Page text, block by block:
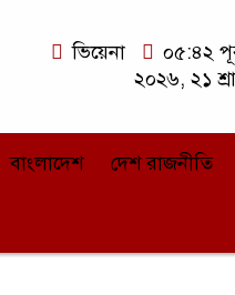
ভিয়েনা
০৫:৪২
২০২৬, ২১
বাংলাদেশ দেশ রাজনীতি